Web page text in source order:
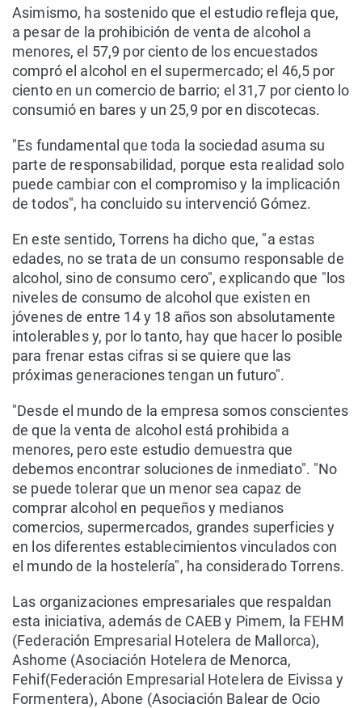
Asimismo, ha sostenido que el estudio refleja que,
a pesar de la prohibición de venta de alcohol a
menores, el 57,9 por ciento de los encuestados
compró el alcohol en el supermercado; el 46,5 por
ciento en un comercio de barrio; el 31,7 por ciento lo
consumió en bares y un 25,9 por en discotecas.
"Es fundamental que toda la sociedad asuma su
parte de responsabilidad, porque esta realidad solo
puede cambiar con el compromiso y la implicación
de todos", ha concluido su intervenció Gómez.
En este sentido, Torrens ha dicho que, "a estas
edades, no se trata de un consumo responsable de
alcohol, sino de consumo cero", explicando que "los
niveles de consumo de alcohol que existen en
jóvenes de entre 14 y 18 años son absolutamente
intolerables y, por lo tanto, hay que hacer lo posible
para frenar estas cifras si se quiere que las
próximas generaciones tengan un futuro".
"Desde el mundo de la empresa somos conscientes
de que la venta de alcohol está prohibida a
menores, pero este estudio demuestra que
debemos encontrar soluciones de inmediato". "No
se puede tolerar que un menor sea capaz de
comprar alcohol en pequeños y medianos
comercios, supermercados, grandes superficies y
en los diferentes establecimientos vinculados con
el mundo de la hostelería", ha considerado Torrens.
Las organizaciones empresariales que respaldan
esta iniciativa, además de CAEB y Pimem, la FEHM
(Federación Empresarial Hotelera de Mallorca),
Ashome (Asociación Hotelera de Menorca,
Fehif(Federación Empresarial Hotelera de Eivissa y
Formentera), Abone (Asociación Balear de Ocio